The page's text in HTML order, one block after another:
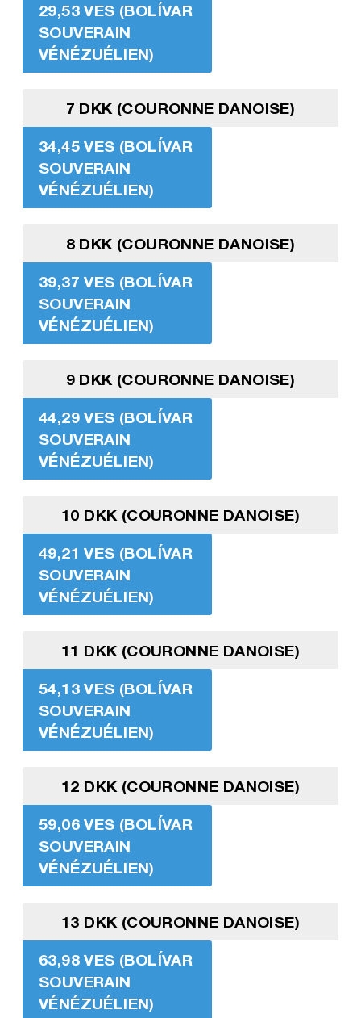
29,53 VES (BOLÍVAR
SOUVERAIN
VÉNÉZUÉLIEN)
7 DKK (COURONNE DANOISE)
34,45 VES (BOLÍVAR
SOUVERAIN
VÉNÉZUÉLIEN)
8 DKK (COURONNE DANOISE)
39,37 VES (BOLÍVAR
SOUVERAIN
VÉNÉZUÉLIEN)
9 DKK (COURONNE DANOISE)
44,29 VES (BOLÍVAR
SOUVERAIN
VÉNÉZUÉLIEN)
10 DKK (COURONNE DANOISE)
49,21 VES (BOLÍVAR
SOUVERAIN
VÉNÉZUÉLIEN)
11 DKK (COURONNE DANOISE)
54,13 VES (BOLÍVAR
SOUVERAIN
VÉNÉZUÉLIEN)
12 DKK (COURONNE DANOISE)
59,06 VES (BOLÍVAR
SOUVERAIN
VÉNÉZUÉLIEN)
13 DKK (COURONNE DANOISE)
63,98 VES (BOLÍVAR
SOUVERAIN
VÉNÉZUÉLIEN)